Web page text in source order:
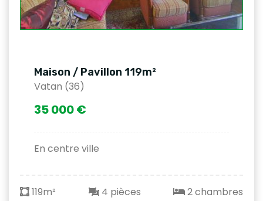
Maison / Pavillon 119m²
Vatan (36)
35 000 €
En centre ville
119m² 4 pièces 2 chambres